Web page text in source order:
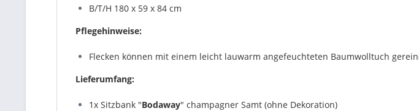
B/T/H 180 x 59 x 84 cm
Pflegehinweise:
Flecken können mit einem leicht lauwarm angefeuchteten Baumwolltuch
Lieferumfang:
1x Sitzbank "Bodaway" champagner Samt (ohne Dekoration)